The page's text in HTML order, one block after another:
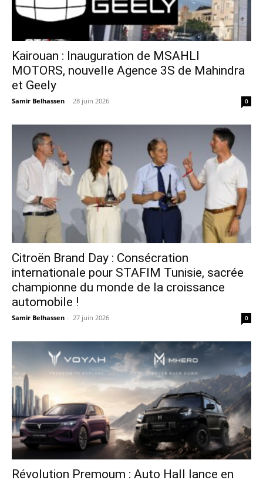
Kairouan : Inauguration de MSAHLI
MOTORS, nouvelle Agence 3S de Mahindra
et Geely
Samir Belhassen - 28 juin 2026 0
Citroën Brand Day : Consécration
internationale pour STAFIM Tunisie, sacrée
championne du monde de la croissance
automobile !
Samir Belhassen - 27 juin 2026 0
Révolution Premoum : Auto Hall lance en